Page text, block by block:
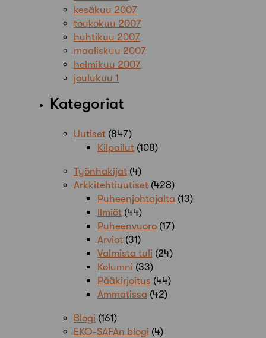
kesäkuu 2007
toukokuu 2007
huhtikuu 2007
maaliskuu 2007
helmikuu 2007
joulukuu 1
Kategoriat
Uutiset (847)
Kilpailut (108)
Työnhakijat (4)
Arkkitehtiuutiset (428)
Puheenjohtajalta (13)
Ilmiöt (44)
Puheenvuoro (17)
Arviot (31)
Valmista tuli (24)
Kolumni (33)
Pääkirjoitus (44)
Ammatissa (42)
Blogi (161)
EKO-SAFAn blogi (4)